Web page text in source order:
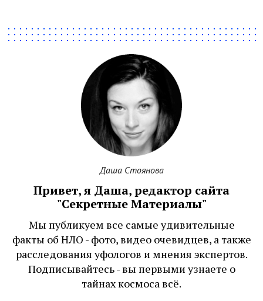
Даша Стоянова
Привет, я Даша, редактор сайта
"Секретные Материалы"
Мы публикуем все самые удивительные
факты об НЛО - фото, видео очевидцев, а также
расследования уфологов и мнения экспертов.
Подписывайтесь - вы первыми узнаете о
тайнах космоса всё.